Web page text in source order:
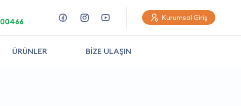
Kurumsal Giriş
ÜRÜNLER BİZE ULAŞIN